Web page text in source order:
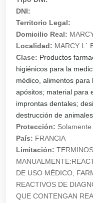
DNI:
Territorio Legal:
Domicilio Real:
Localidad: MARCY L`
Clase: Productos
higiénicos para la
médico, alimentos
apósitos; material para
improntas dentales;
destrucción de
Protección: Solamente
País: FRANCIA
Limitación:
DE USO MÉDICO,
REACTIVOS DE
QUE CONTENGAN